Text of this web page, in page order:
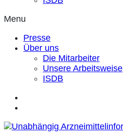
Menu
Presse
Über uns
Die Mitarbeiter
Unsere Arbeitsweise
ISDB